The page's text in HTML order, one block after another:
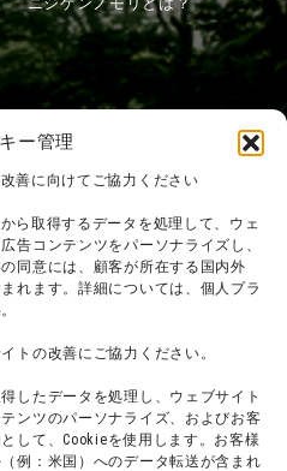
ー管理
善に向けてご協力ください
ら取得するデータを処理して、ウェ
告コンテンツをパーソナライズし、
同意には、顧客が所在する国内外
れます。詳細については、個人プラ
トの改善にご協力ください。
したデータを処理し、ウェブサイト
ンツのパーソナライズ、およびお客
して、Cookieを使用します。お客様
例：米国）へのデータ転送が含まれ
メディア掲載実績
法令に基づく表記
会社概要